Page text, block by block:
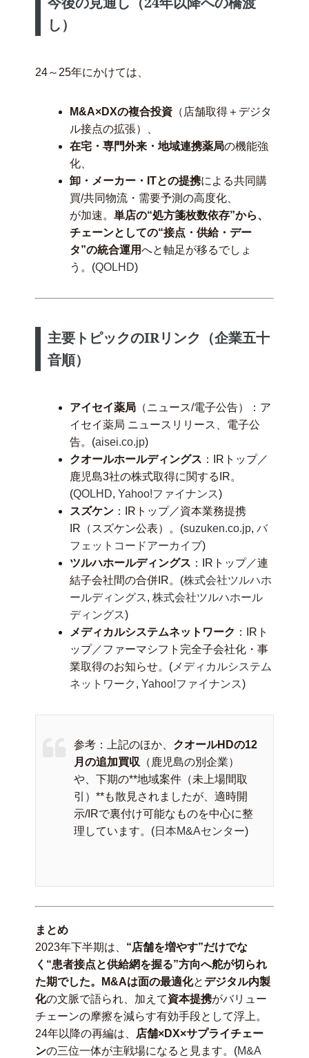
し）
24～25年にかけては、
M&A×DXの複合投資 （店舗取得＋デジタ
ル接点の拡張）、
在宅・専門外来・地域連携薬局の機能強
化、
卸・メーカー・ITとの提携による共同購
買/共同物流・需要予測の高度化、
が加速。単店の“処方箋枚数依存”から、
チェーンとしての“接点・供給・デー
タ”の統合運用へと軸足が移るでしょ
う。(QOLHD)
主要トピックのIRリンク（企業五十
音順）
アイセイ薬局 （ニュース/電子公告）：ア
イセイ薬局 ニュースリリース、電子公
告。(aisei.co.jp)
クオールホールディングス ：IRトップ／
鹿児島3社の株式取得に関するIR。
(QOLHD,Yahoo!ファイナンス)
スズケン ：IRトップ／資本業務提携
IR（スズケン公表）。(suzuken.co.jp,バ
フェットコードアーカイブ)
ツルハホールディングス ：IRトップ／連
結子会社間の合併IR。(株式会社ツルハホ
ールディングス,株式会社ツルハホール
ディングス)
メディカルシステムネットワーク ：IRト
ップ／ファーマシフト完全子会社化・事
業取得のお知らせ。( メディカルシステム
ネットワーク ,Yahoo!ファイナンス)
参考：上記のほか、 クオールHDの12
月の追加買収 （鹿児島の別企業）
や、下期の**地域案件（未上場間取
引）**も散見されましたが、適時開
示/IRで裏付け可能なものを中心に整
理しています。(日本M&Aセンター)
まとめ
2023年下半期は、 “店舗を増やす”だけでな
く“患者接点と供給網を握る”方向へ舵が切られ
た期でした。M&Aは面の最適化と デジタル内製
化の文脈で語られ、加えて資本提携がバリュー
チェーンの摩擦を減らす有効手段として浮上。
24年以降の再編は、 店舗×DX×サプライチェー
ンの三位一体が主戦場になると見ます。(M&A